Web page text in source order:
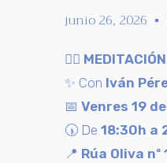
junio 26, 2026
🧘‍♀️
✨ Con Iván
📅 Venres 19
🕠 De 18:30h a
📍 Rúa Oliva nº